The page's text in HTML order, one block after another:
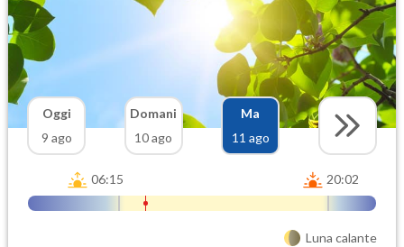
Oggi
9 ago
Domani
10 ago
Ma
11 ago
06:15 20:02
Luna calante